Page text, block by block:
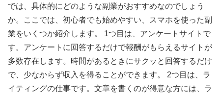
では、具体的にどのような副業がおすすめなのでしょう
か。ここでは、初心者でも始めやすい、スマホを使った副
業をいくつか紹介します。 1つ目は、アンケートサイトで
す。アンケートに回答するだけで報酬がもらえるサイトが
多数存在します。時間があるときにサクッと回答するだけ
で、少なからず収入を得ることができます。 2つ目は、ラ
イティングの仕事です。文章を書くのが得意な方には、ラ